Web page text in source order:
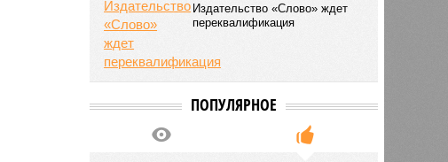
Издательство «Слово» ждет
переквалификация
ПОПУЛЯРНОЕ